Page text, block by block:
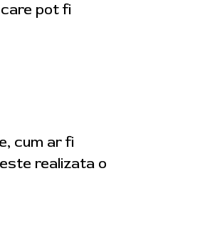
pot fi
cum ar fi
realizata o